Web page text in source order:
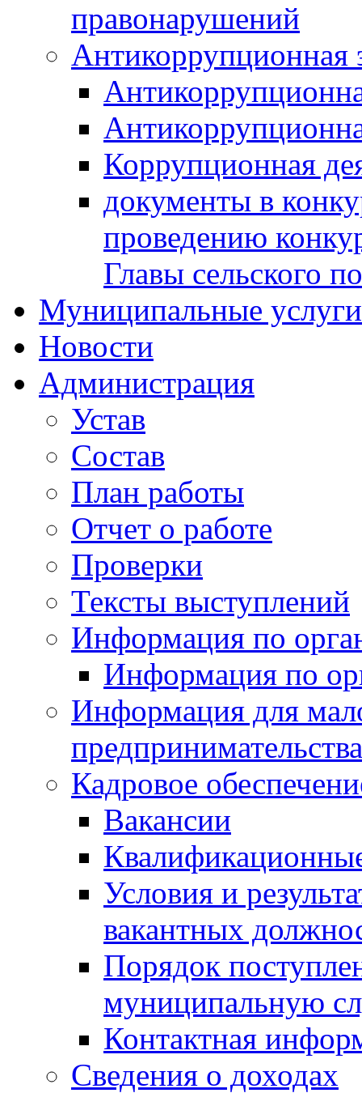
правонарушений
Антикоррупционная
Коррупционная
документы в
проведению
Главы сельского
Муниципальные
Новости
Администрация
Устав
Состав
План работы
Отчет о работе
Проверки
Тексты выступлений
Информация по
Информация по
Информация для
предпринимательства
Кадровое
Вакансии
Условия и
вакантных
Порядок
муниципальную
Контактная
Сведения о доходах